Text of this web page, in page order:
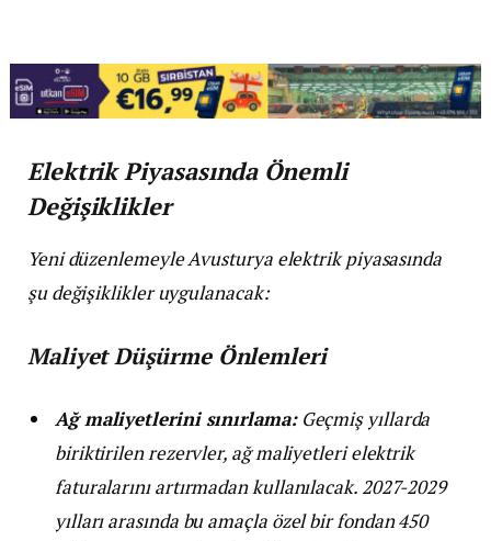
Elektrik Piyasasında Önemli
Değişiklikler
Yeni düzenlemeyle Avusturya elektrik piyasasında
şu değişiklikler uygulanacak:
Maliyet Düşürme Önlemleri
Ağ maliyetlerini sınırlama:Geçmiş yıllarda
biriktirilen rezervler, ağ maliyetleri elektrik
faturalarını artırmadan kullanılacak. 2027-2029
yılları arasında bu amaçla özel bir fondan 450